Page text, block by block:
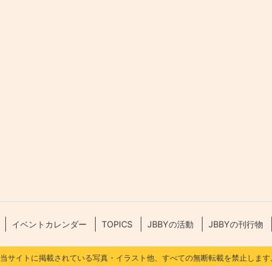
イベントカレンダー TOPICS JBBYの活動 JBBYの刊行物
当サイトに掲載されている写真・イラスト他、すべての無断転載を禁止します